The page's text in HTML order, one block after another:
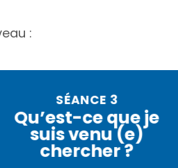
:
SÉANCE 3
Qu’est-ce que je
suis venu (e)
chercher ?